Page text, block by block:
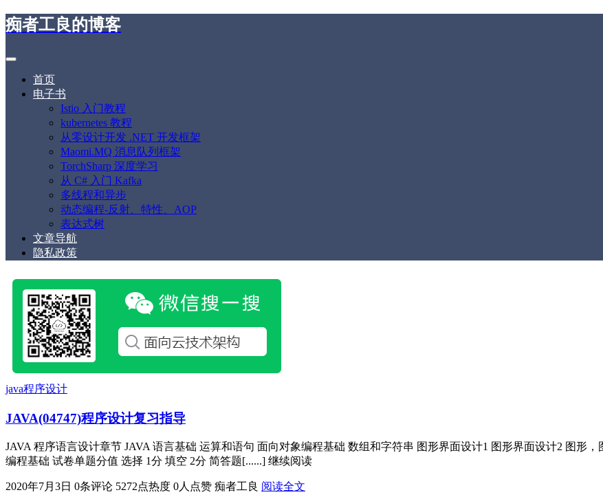
痴者工良的博客
首页
电子书
Istio 入门教程
kubernetes 教程
从零设计开发 .NET 开发框架
Maomi.MQ 消息队列框架
TorchSharp 深度学习
从 C# 入门 Kafka
多线程和异步
动态编程-反射、特性、AOP
表达式树
文章导航
隐私政策
java程序设计
JAVA(04747)程序设计复习指导
JAVA 程序语言设计章节 JAVA 语言基础 运算和语句 面向对象编程基础 数组和字符串 图形界面设计1 图形界面设计2 图形
编程基础 试卷单题分值 选择 1分 填空 2分 简答题[......] 继续阅读
2020年7月3日 0条评论 5272点热度 0人点赞 痴者工良 阅读全文